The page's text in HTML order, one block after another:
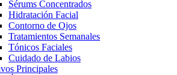
Sérums Concentrados
Hidratación Facial
Contorno de Ojos
Tratamientos Semanales
Tónicos Faciales
Cuidado de Labios
Principales